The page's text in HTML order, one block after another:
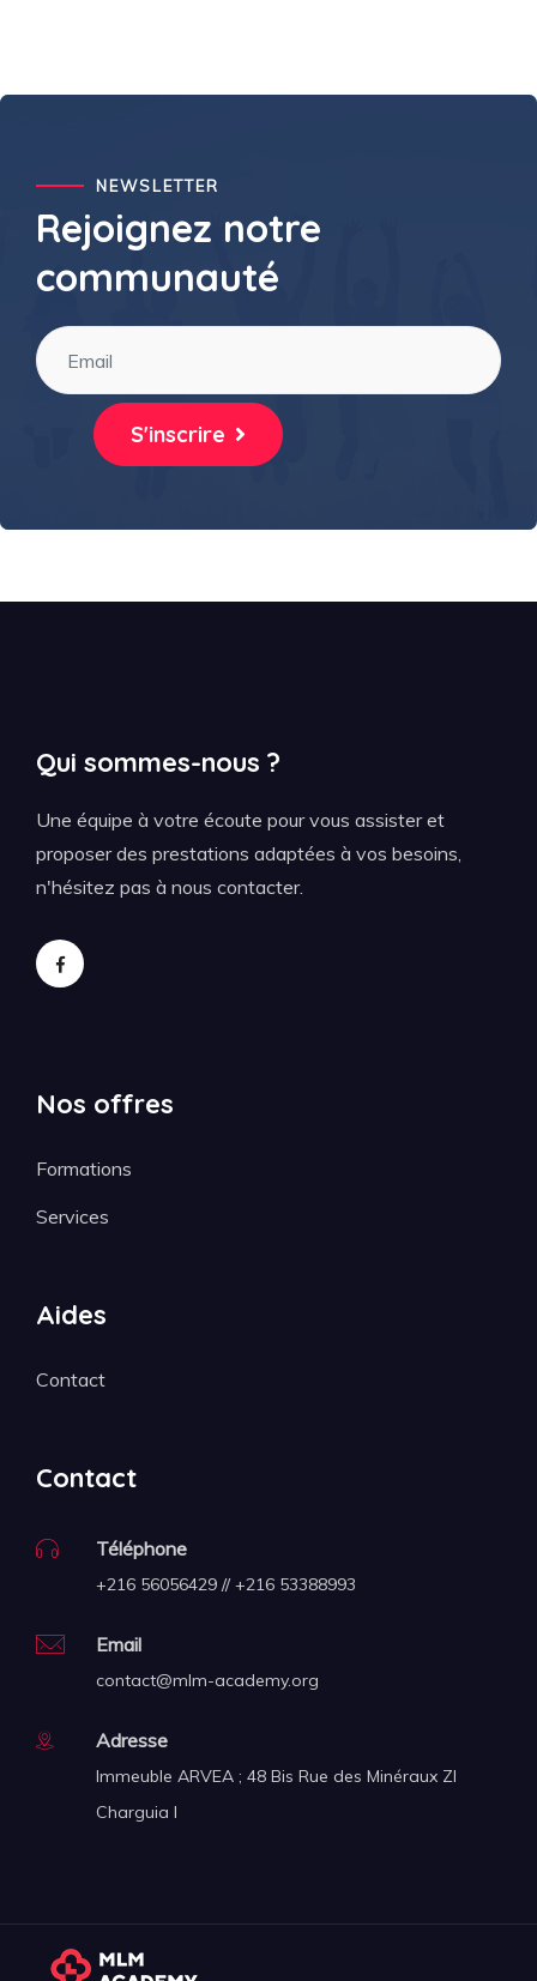
NEWSLETTER
Rejoignez notre
communauté
S'inscrire
Qui sommes-nous ?
Une équipe à votre écoute pour vous assister et
proposer des prestations adaptées à vos besoins,
n'hésitez pas à nous contacter.
Nos offres
Formations
Services
Aides
Contact
Contact
Téléphone
+216 56056429 // +216 53388993
Email
contact@mlm-academy.org
Adresse
Immeuble ARVEA ; 48 Bis Rue des Minéraux ZI
Charguia I